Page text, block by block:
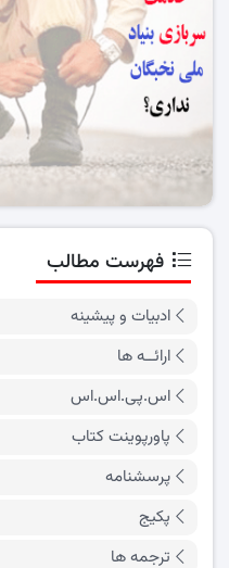
فهرست مطالب
ادبیات و پیشینه
ارائــه ها
اس.پی.اس.اس
پاورپوینت کتاب
پرسشنامه
پکیج
ترجمه ها